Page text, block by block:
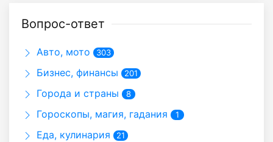
Вопрос-ответ
Авто, мото 303
Бизнес, финансы 201
Города и страны 8
Гороскопы, магия, гадания 1
Еда, кулинария 21